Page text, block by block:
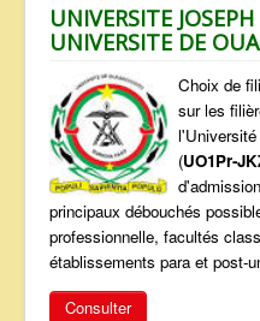
UNIVERSITE
UNIVERSITE DE
Choix de
sur les
l'Université
(UO1Pr-
principaux débouchés
professionnelle, facultés
établissements para et post-
Consulter